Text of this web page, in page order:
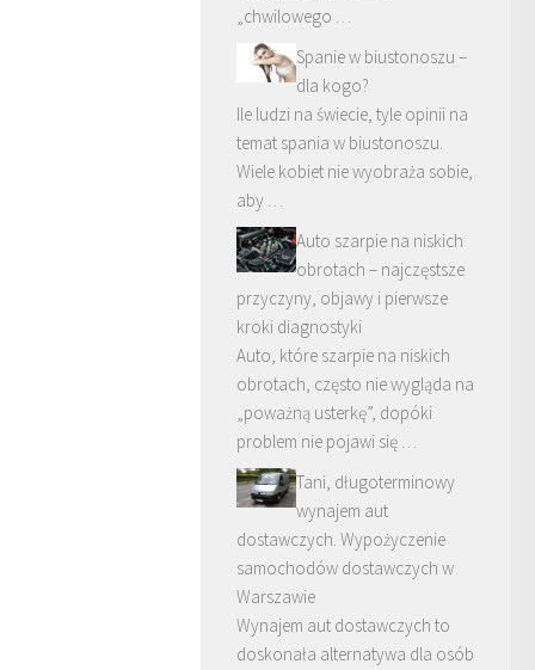
„chwilowego …
Spanie w biustonoszu –
dla kogo?
Ile ludzi na świecie, tyle opinii na
temat spania w biustonoszu.
Wiele kobiet nie wyobraża sobie,
aby …
Auto szarpie na niskich
obrotach – najczęstsze
przyczyny, objawy i pierwsze
kroki diagnostyki
Auto, które szarpie na niskich
obrotach, często nie wygląda na
„poważną usterkę”, dopóki
problem nie pojawi się …
Tani, długoterminowy
wynajem aut
dostawczych. Wypożyczenie
samochodów dostawczych w
Warszawie
Wynajem aut dostawczych to
doskonała alternatywa dla osób